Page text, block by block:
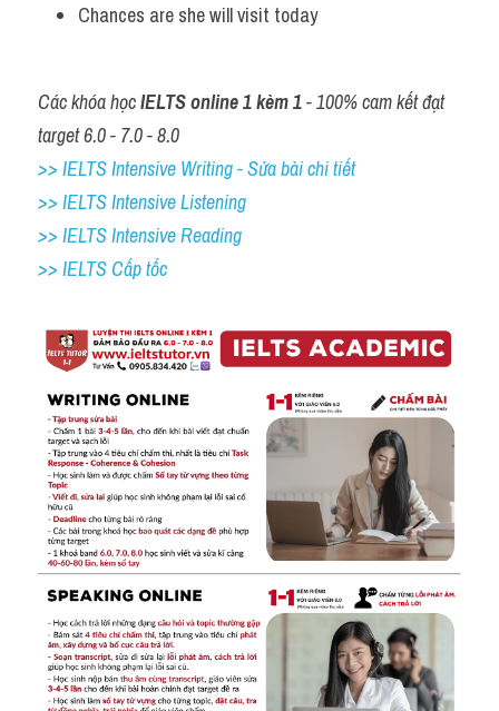
Chances are she will visit today
Các khóa học IELTS online 1 kèm 1 - 100% cam kết đạt
target 6.0 - 7.0 - 8.0
>> IELTS Intensive Writing - Sửa bài chi tiết
>> IELTS Intensive Listening
>> IELTS Intensive Reading
>> IELTS Cấp tốc